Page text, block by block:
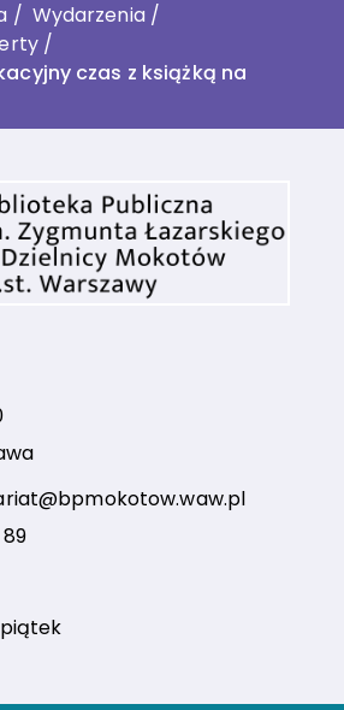
/ Wydarzenia/
/
czas z książką na